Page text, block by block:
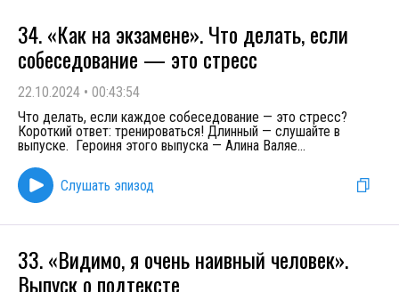
34. «Как на экзамене». Что делать, если
собеседование — это стресс
22.10.2024 • 00:43:54
Что делать, если каждое собеседование — это стресс?
Короткий ответ: тренироваться! Длинный — слушайте в
выпуске. Героиня этого выпуска — Алина Валяе...
Слушать эпизод
33. «Видимо, я очень наивный человек».
Выпуск о подтексте